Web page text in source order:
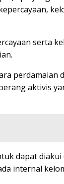
serta
aktivis
dapat
internal